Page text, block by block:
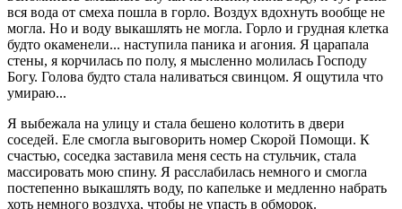
вся вода от смеха пошла в горло. Воздух вдохнуть вообще не
могла. Но и воду выкашлять не могла. Горло и грудная клетка
будто окаменели... наступила паника и агония. Я царапала
стены, я корчилась по полу, я мысленно молилась Господу
Богу. Голова будто стала наливаться свинцом. Я ощутила что
умираю...
Я выбежала на улицу и стала бешено колотить в двери
соседей. Еле смогла выговорить номер Скорой Помощи. К
счастью, соседка заставила меня сесть на стульчик, стала
массировать мою спину. Я расслабилась немного и смогла
постепенно выкашлять воду, по капельке и медленно набрать
хоть немного воздуха, чтобы не упасть в обморок.